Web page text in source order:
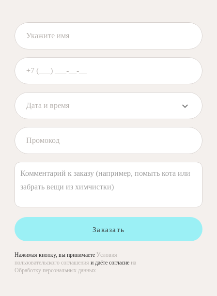
Заказать
Нажимая кнопку, вы принимаете Условия
пользовательского соглашения и даёте согласие на
Обработку персональных данных